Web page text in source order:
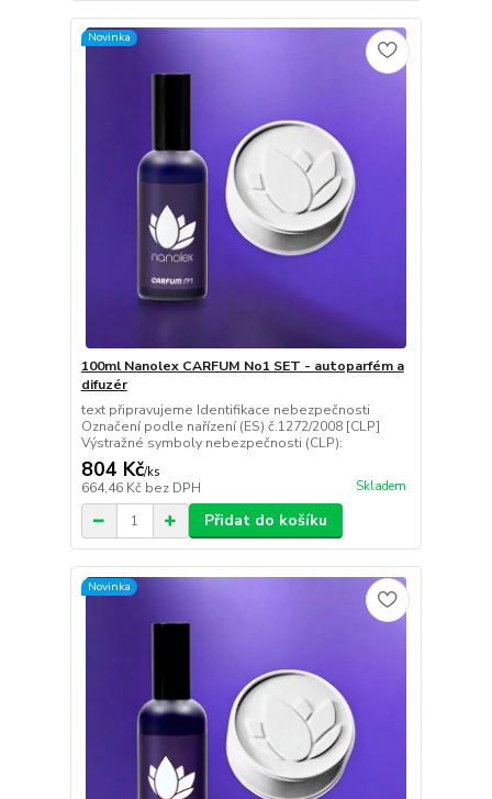
Novinka
100ml Nanolex CARFUM No1 SET - autoparfém a
difuzér
text připravujeme Identifikace nebezpečnosti
Označení podle nařízení (ES) č.1272/2008 [CLP]
Výstražné symboly nebezpečnosti (CLP):
804 Kč/ks
664,46 Kč bez DPH Skladem
Přidat do košíku
Novinka